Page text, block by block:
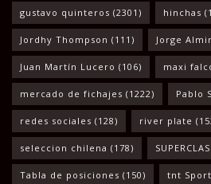
gustavo quinteros (2301) hinchas
Jordhy Thompson (111) Jorge
Juan Martín Lucero (106) maxi
mercado de fichajes (1222) Pablo
redes sociales (128) river plate
seleccion chilena (178)
Tabla de posiciones (150) tnt